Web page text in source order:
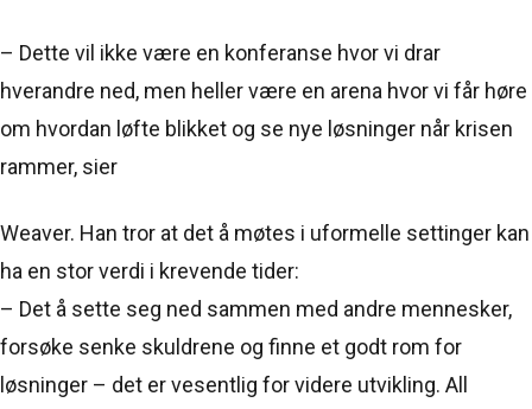
– Dette vil ikke være en konferanse hvor vi drar
hverandre ned, men heller være en arena hvor vi får høre
om hvordan løfte blikket og se nye løsninger når krisen
rammer, sier
Weaver. Han tror at det å møtes i uformelle settinger kan
ha en stor verdi i krevende tider:
– Det å sette seg ned sammen med andre mennesker,
forsøke senke skuldrene og finne et godt rom for
løsninger – det er vesentlig for videre utvikling. All